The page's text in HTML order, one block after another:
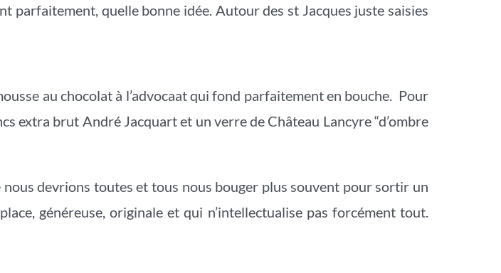
parfaitement, quelle bonne idée. Autour des st Jacques juste saisies
au chocolat à l’advocaat qui fond parfaitement en bouche. Pour
extra brut André Jacquart et un verre de Château Lancyre “d’ombre
devrions toutes et tous nous bouger plus souvent pour sortir un
généreuse, originale et qui n’intellectualise pas forcément tout.